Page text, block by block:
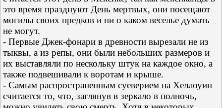
это время празднуют День мертвых, они посещают
могилы своих предков и ни о каком веселье думать
не могут.
- Первые Джек-фонари в древности вырезали не из
тыквы, а из репы, они были небольших размеров и
их выставляли по нескольку штук на каждое окно, а
также подвешивали к воротам и крыше.
- Самым распространенным суеверием на Хеллоуин
считается то, что, заглянув в зеркало в полночь,